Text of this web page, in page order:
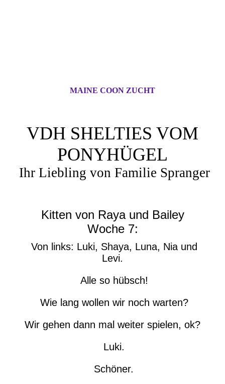
MAINE COON ZUCHT
VDH SHELTIES VOM
PONYHÜGEL
Ihr Liebling von Familie Spranger
Kitten von Raya und Bailey
Woche 7:
Von links: Luki, Shaya, Luna, Nia und
Levi.
Alle so hübsch!
Wie lang wollen wir noch warten?
Wir gehen dann mal weiter spielen, ok?
Luki.
Schöner.